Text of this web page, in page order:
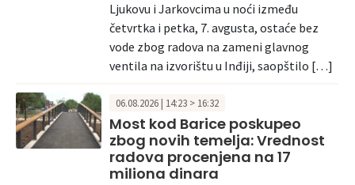
Ljukovu i Jarkovcima u noći između
četvrtka i petka, 7. avgusta, ostaće bez
vode zbog radova na zameni glavnog
ventila na izvorištu u Inđiji, saopštilo […]
06.08.2026 | 14:23 > 16:32
Most kod Barice poskupeo
zbog novih temelja: Vrednost
radova procenjena na 17
miliona dinara